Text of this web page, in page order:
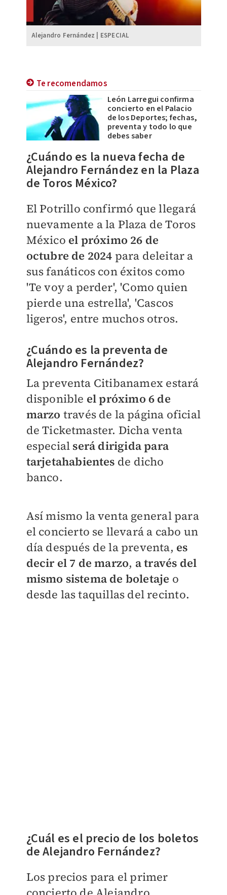
Alejandro Fernández | ESPECIAL
Te recomendamos
León Larregui confirma
concierto en el Palacio
de los Deportes; fechas,
preventa y todo lo que
debes saber
¿Cuándo es la nueva fecha de
Alejandro Fernández en la Plaza
de Toros México?
El Potrillo confirmó que llegará
nuevamente a la Plaza de Toros
México el próximo 26 de
octubre de 2024 para deleitar a
sus fanáticos con éxitos como
'Te voy a perder', 'Como quien
pierde una estrella', 'Cascos
ligeros', entre muchos otros.
¿Cuándo es la preventa de
Alejandro Fernández?
La preventa Citibanamex estará
disponible el próximo 6 de
marzo través de la página oficial
de Ticketmaster. Dicha venta
especial será dirigida para
tarjetahabientes de dicho
banco.
Así mismo la venta general para
el concierto se llevará a cabo un
día después de la preventa, es
decir el 7 de marzo, a través del
mismo sistema de boletaje o
desde las taquillas del recinto.
¿Cuál es el precio de los boletos
de Alejandro Fernández?
Los precios para el primer